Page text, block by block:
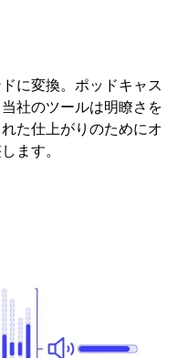
に変換。ポッドキャス
社のツールは明瞭さを
た仕上がりのためにオ
ます。